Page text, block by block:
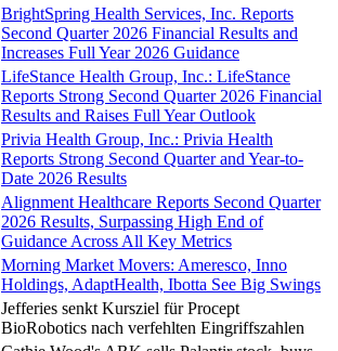
BrightSpring Health Services, Inc. Reports
Second Quarter 2026 Financial Results and
Increases Full Year 2026 Guidance
LifeStance Health Group, Inc.: LifeStance
Reports Strong Second Quarter 2026 Financial
Results and Raises Full Year Outlook
Privia Health Group, Inc.: Privia Health
Reports Strong Second Quarter and Year-to-
Date 2026 Results
Alignment Healthcare Reports Second Quarter
2026 Results, Surpassing High End of
Guidance Across All Key Metrics
Morning Market Movers: Ameresco, Inno
Holdings, AdaptHealth, Ibotta See Big Swings
Jefferies senkt Kursziel für Procept
BioRobotics nach verfehlten Eingriffszahlen